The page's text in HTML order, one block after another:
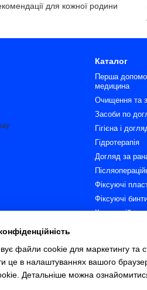
для кожної родини
Каталог
Перша
медицина
Очищення та
Засоби по
Гігієна і
Гідротерапія
Догляд за
Фіксуючі
Фіксуючі
Компресійна
Діагностика
файли cookie для маркетингу та
це в налаштуваннях вашого
Детальніше можна